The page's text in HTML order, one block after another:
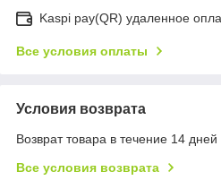
Kaspi pay(QR) удаленное
Все условия оплаты
Условия возврата
Возврат товара в течение 14
Все условия возврата